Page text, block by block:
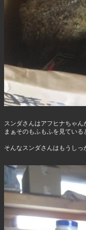
スンダさんはアフヒナちゃ
まぁそのもふもふを見てい
そんなスンダさんはもうしっ